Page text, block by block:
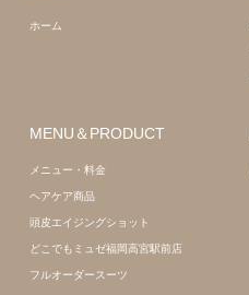
ホーム
MENU＆PRODUCT
メニュー・料金
ヘアケア商品
頭皮エイジングショット
どこでもミュゼ福岡高宮駅前店
フルオーダースーツ